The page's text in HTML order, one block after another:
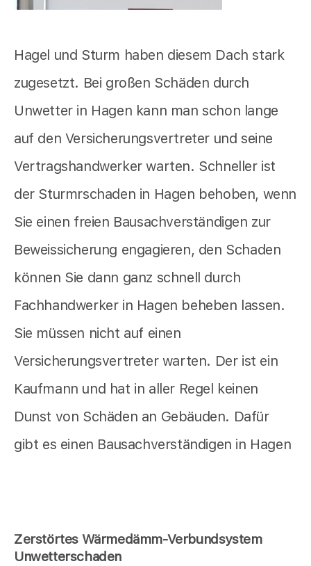
Hagel und Sturm haben diesem Dach stark
zugesetzt. Bei großen Schäden durch
Unwetter in Hagen kann man schon lange
auf den Versicherungsvertreter und seine
Vertragshandwerker warten. Schneller ist
der Sturmrschaden in Hagen behoben, wenn
Sie einen freien Bausachverständigen zur
Beweissicherung engagieren, den Schaden
können Sie dann ganz schnell durch
Fachhandwerker in Hagen beheben lassen.
Sie müssen nicht auf einen
Versicherungsvertreter warten. Der ist ein
Kaufmann und hat in aller Regel keinen
Dunst von Schäden an Gebäuden. Dafür
gibt es einen Bausachverständigen in Hagen
Zerstörtes Wärmedämm-Verbundsystem
Unwetterschaden